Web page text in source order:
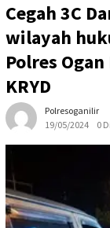
Cegah 3C
wilayah
Polres
KRYD
Polresoganilir
19/05/2024
0